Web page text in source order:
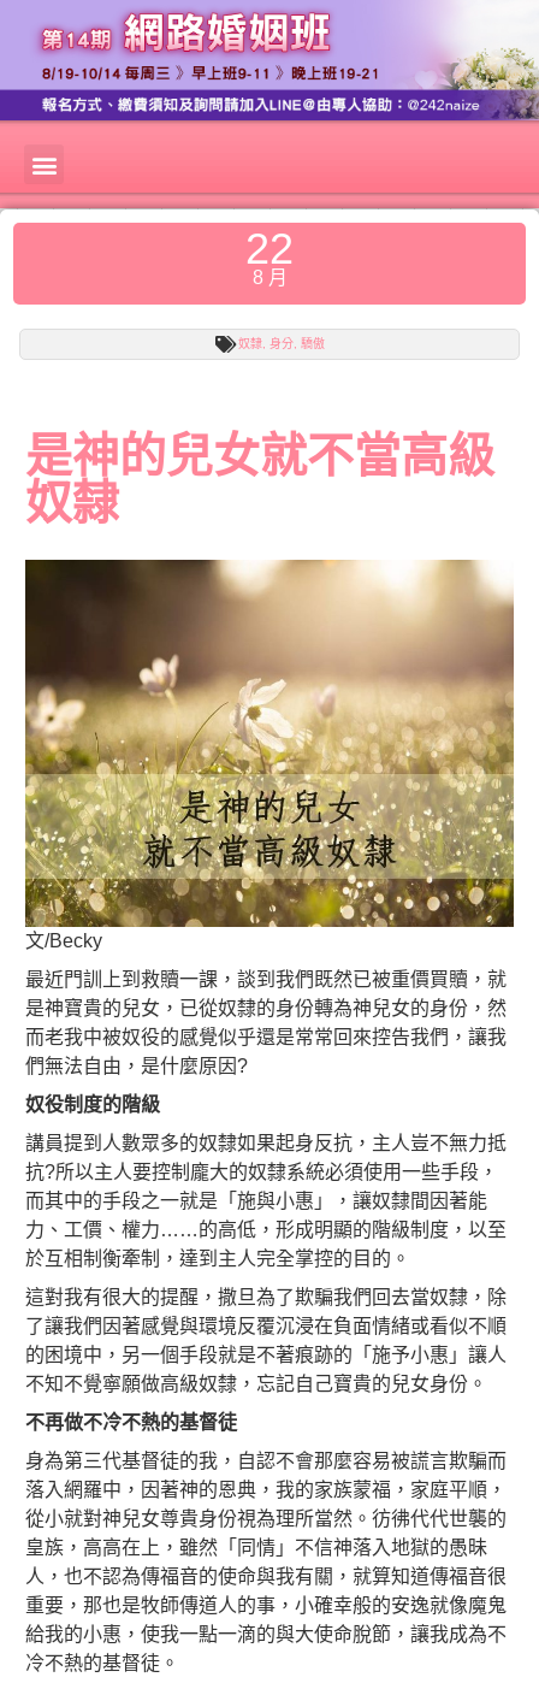
22
8 月
奴隸, 身分, 驕傲
是神的兒女就不當高級
奴隸
文/Becky
最近門訓上到救贖一課，談到我們既然已被重價買贖，就
是神寶貴的兒女，已從奴隸的身份轉為神兒女的身份，然
而老我中被奴役的感覺似乎還是常常回來控告我們，讓我
們無法自由，是什麼原因?
奴役制度的階級
講員提到人數眾多的奴隸如果起身反抗，主人豈不無力抵
抗?所以主人要控制龐大的奴隸系統必須使用一些手段，
而其中的手段之一就是「施與小惠」，讓奴隸間因著能
力、工價、權力……的高低，形成明顯的階級制度，以至
於互相制衡牽制，達到主人完全掌控的目的。
這對我有很大的提醒，撒旦為了欺騙我們回去當奴隸，除
了讓我們因著感覺與環境反覆沉浸在負面情緒或看似不順
的困境中，另一個手段就是不著痕跡的「施予小惠」讓人
不知不覺寧願做高級奴隸，忘記自己寶貴的兒女身份。
不再做不冷不熱的基督徒
身為第三代基督徒的我，自認不會那麼容易被謊言欺騙而
落入網羅中，因著神的恩典，我的家族蒙福，家庭平順，
從小就對神兒女尊貴身份視為理所當然。彷彿代代世襲的
皇族，高高在上，雖然「同情」不信神落入地獄的愚昧
人，也不認為傳福音的使命與我有關，就算知道傳福音很
重要，那也是牧師傳道人的事，小確幸般的安逸就像魔鬼
給我的小惠，使我一點一滴的與大使命脫節，讓我成為不
冷不熱的基督徒。